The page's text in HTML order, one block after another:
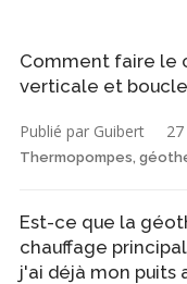
Comment faire le
verticale et
Publié par Guibert
Thermopompes,
Est-ce que la
chauffage
j'ai déjà mon puits